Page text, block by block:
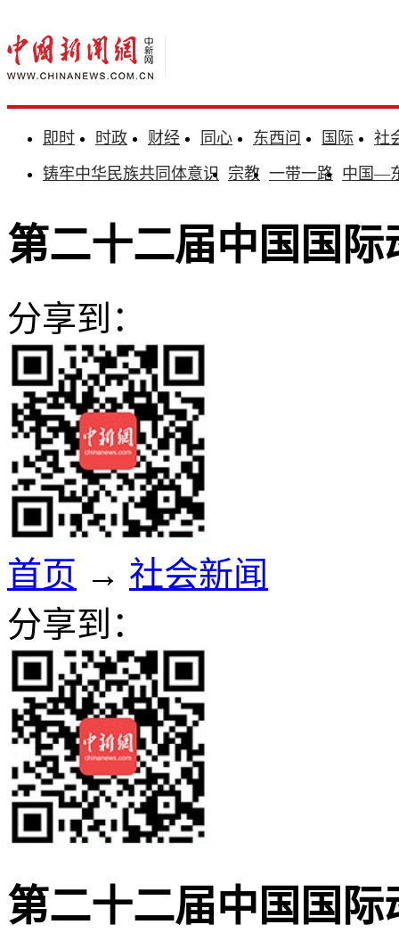
即时 时政 财经 同心 东西问 国际
社
铸牢中华民族共同体意识 宗教 一带一路 中国—
第二十二届中国国
分享到：
首页 → 社会新闻
分享到：
第二十二届中国国